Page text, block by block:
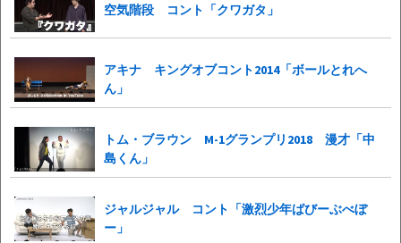
空気階段 コント「クワガタ」
アキナ キングオブコント2014「ボールとれへ
ん」
トム・ブラウン M-1グランプリ2018 漫才「中
島くん」
ジャルジャル コント「激烈少年ばびーぶべぼ
ー」